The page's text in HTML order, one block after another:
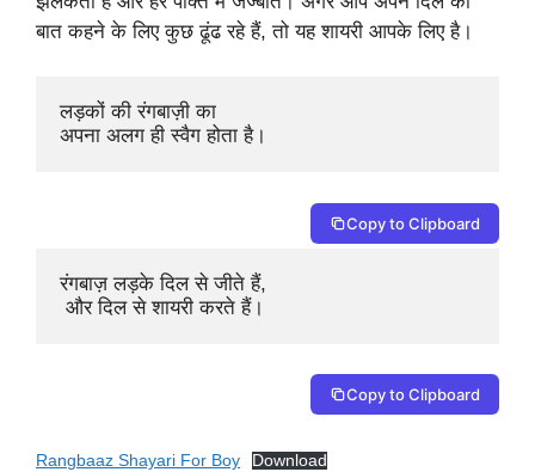
बात कहने के लिए कुछ ढूंढ रहे हैं, तो यह शायरी आपके लिए है।
लड़कों की रंगबाज़ी का
अपना अलग ही स्वैग होता है।
Copy to Clipboard
रंगबाज़ लड़के दिल से जीते हैं,
और दिल से शायरी करते हैं।
Copy to Clipboard
Rangbaaz Shayari For Boy Download